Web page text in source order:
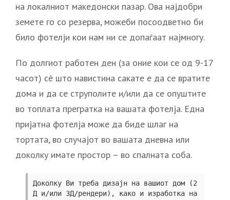
на локалниот македонски пазар. Ова најдобри
земете го со резерва, можеби посоодветно би
било фотелји кои нам ни се допаѓаат најмногу.
По долгиот работен ден (за оние кои се од 9-17
часот) сè што навистина сакате е да се вратите
дома и да се струполите и/или да се опуштите
во топлата прегратка на вашата фотелја. Една
пријатна фотелја може да биде шлаг на
тортата, во случајот во вашата дневна или
доколку имате простор – во спалната соба.
Доколку Ви треба дизајн на вашиот дом (2
Д и/или 3Д/рендери), како и изработка на